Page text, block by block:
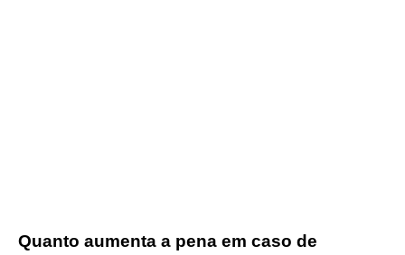
Quanto aumenta a pena em caso de